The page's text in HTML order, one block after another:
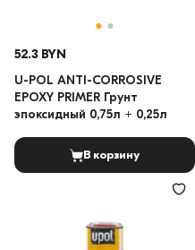
52.3 BYN
U-POL ANTI-CORROSIVE
EPOXY PRIMER Грунт
эпоксидный 0,75л + 0,25л
В корзину